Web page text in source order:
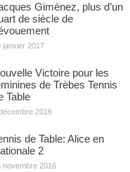
Giménez, plus d’un
de siècle de
janvier 2017
Victoire pour les
de Trèbes Tennis
Table
2016
de Table: Alice en
2
novembre 2016